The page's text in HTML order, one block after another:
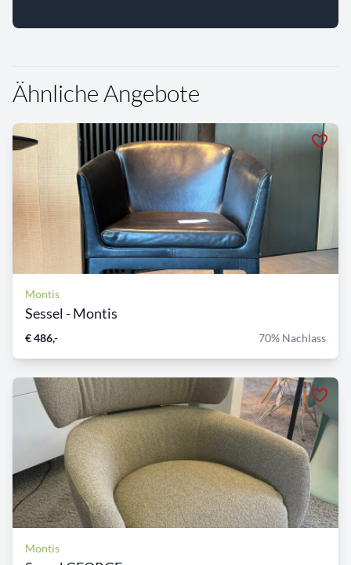
Ähnliche Angebote
Montis
Sessel - Montis
€ 486,- 70% Nachlass
Montis